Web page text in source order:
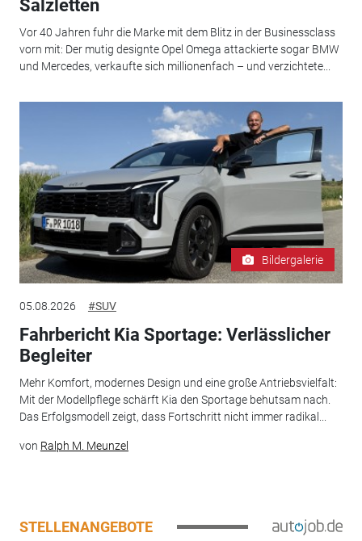
Salzletten
Vor 40 Jahren fuhr die Marke mit dem Blitz in der Businessclass
vorn mit: Der mutig designte Opel Omega attackierte sogar BMW
und Mercedes, verkaufte sich millionenfach – und verzichtete...
Bildergalerie
05.08.2026 #SUV
Fahrbericht Kia Sportage: Verlässlicher
Begleiter
Mehr Komfort, modernes Design und eine große Antriebsvielfalt:
Mit der Modellpflege schärft Kia den Sportage behutsam nach.
Das Erfolgsmodell zeigt, dass Fortschritt nicht immer radikal...
von Ralph M. Meunzel
STELLENANGEBOTE